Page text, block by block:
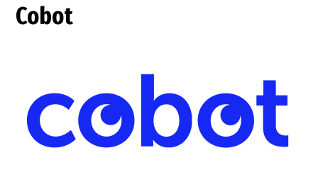
Cobot